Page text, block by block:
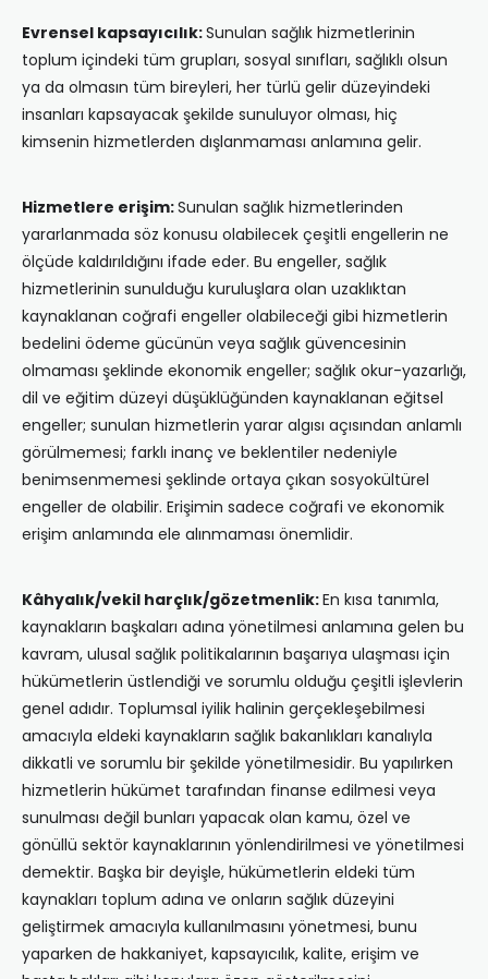
Evrensel kapsayıcılık:Sunulan sağlık hizmetlerinin
toplum içindeki tüm grupları, sosyal sınıfları, sağlıklı olsun
ya da olmasın tüm bireyleri, her türlü gelir düzeyindeki
insanları kapsayacak şekilde sunuluyor olması, hiç
kimsenin hizmetlerden dışlanmaması anlamına gelir.
Hizmetlere erişim:Sunulan sağlık hizmetlerinden
yararlanmada söz konusu olabilecek çeşitli engellerin ne
ölçüde kaldırıldığını ifade eder. Bu engeller, sağlık
hizmetlerinin sunulduğu kuruluşlara olan uzaklıktan
kaynaklanan coğrafi engeller olabileceği gibi hizmetlerin
bedelini ödeme gücünün veya sağlık güvencesinin
olmaması şeklinde ekonomik engeller; sağlık okur-yazarlığı,
dil ve eğitim düzeyi düşüklüğünden kaynaklanan eğitsel
engeller; sunulan hizmetlerin yarar algısı açısından anlamlı
görülmemesi; farklı inanç ve beklentiler nedeniyle
benimsenmemesi şeklinde ortaya çıkan sosyokültürel
engeller de olabilir. Erişimin sadece coğrafi ve ekonomik
erişim anlamında ele alınmaması önemlidir.
Kâhyalık/vekil harçlık/gözetmenlik:En kısa tanımla,
kaynakların başkaları adına yönetilmesi anlamına gelen bu
kavram, ulusal sağlık politikalarının başarıya ulaşması için
hükümetlerin üstlendiği ve sorumlu olduğu çeşitli işlevlerin
genel adıdır. Toplumsal iyilik halinin gerçekleşebilmesi
amacıyla eldeki kaynakların sağlık bakanlıkları kanalıyla
dikkatli ve sorumlu bir şekilde yönetilmesidir. Bu yapılırken
hizmetlerin hükümet tarafından finanse edilmesi veya
sunulması değil bunları yapacak olan kamu, özel ve
gönüllü sektör kaynaklarının yönlendirilmesi ve yönetilmesi
demektir. Başka bir deyişle, hükümetlerin eldeki tüm
kaynakları toplum adına ve onların sağlık düzeyini
geliştirmek amacıyla kullanılmasını yönetmesi, bunu
yaparken de hakkaniyet, kapsayıcılık, kalite, erişim ve